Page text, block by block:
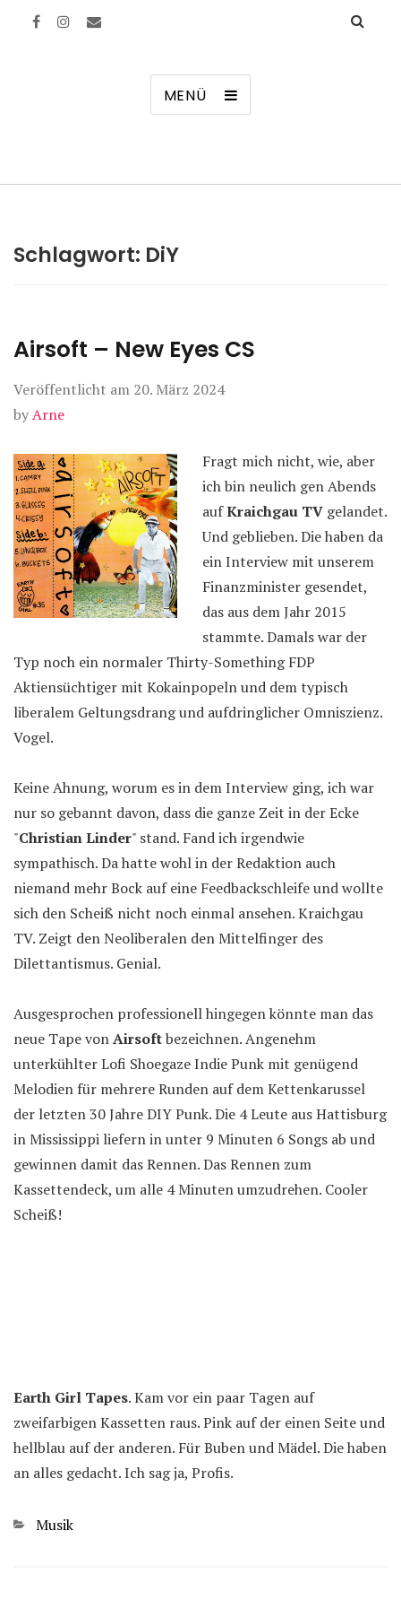
MENÜ
Schlagwort: DiY
Airsoft – New Eyes CS
Veröffentlicht am 20. März 2024
byArne
Fragt mich nicht, wie, aber
ich bin neulich gen Abends
aufKraichgau TV gelandet.
Und geblieben. Die haben da
ein Interview mit unserem
Finanzminister gesendet,
das aus dem Jahr 2015
stammte. Damals war der
Typ noch ein normaler Thirty-Something FDP
Aktiensüchtiger mit Kokainpopeln und dem typisch
liberalem Geltungsdrang und aufdringlicher Omniszienz.
Vogel.
Keine Ahnung, worum es in dem Interview ging, ich war
nur so gebannt davon, dass die ganze Zeit in der Ecke
"Christian Linder" stand. Fand ich irgendwie
sympathisch. Da hatte wohl in der Redaktion auch
niemand mehr Bock auf eine Feedbackschleife und wollte
sich den Scheiß nicht noch einmal ansehen. Kraichgau
TV. Zeigt den Neoliberalen den Mittelfinger des
Dilettantismus. Genial.
Ausgesprochen professionell hingegen könnte man das
neue Tape vonAirsoftbezeichnen. Angenehm
unterkühlter Lofi Shoegaze Indie Punk mit genügend
Melodien für mehrere Runden auf dem Kettenkarussel
der letzten 30 Jahre DIY Punk. Die 4 Leute aus Hattisburg
in Mississippi liefern in unter 9 Minuten 6 Songs ab und
gewinnen damit das Rennen. Das Rennen zum
Kassettendeck, um alle 4 Minuten umzudrehen. Cooler
Scheiß!
Earth Girl Tapes. Kam vor ein paar Tagen auf
zweifarbigen Kassetten raus. Pink auf der einen Seite und
hellblau auf der anderen. Für Buben und Mädel. Die haben
an alles gedacht. Ich sag ja, Profis.
Kategorien
Musik